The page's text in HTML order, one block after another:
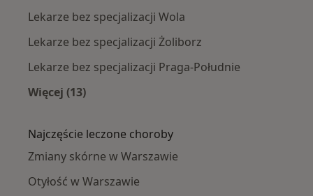
Lekarze bez specjalizacji Wola
Lekarze bez specjalizacji Żoliborz
Lekarze bez specjalizacji Praga-Południe
Więcej (13)
Najczęście leczone choroby
Zmiany skórne w Warszawie
Otyłość w Warszawie